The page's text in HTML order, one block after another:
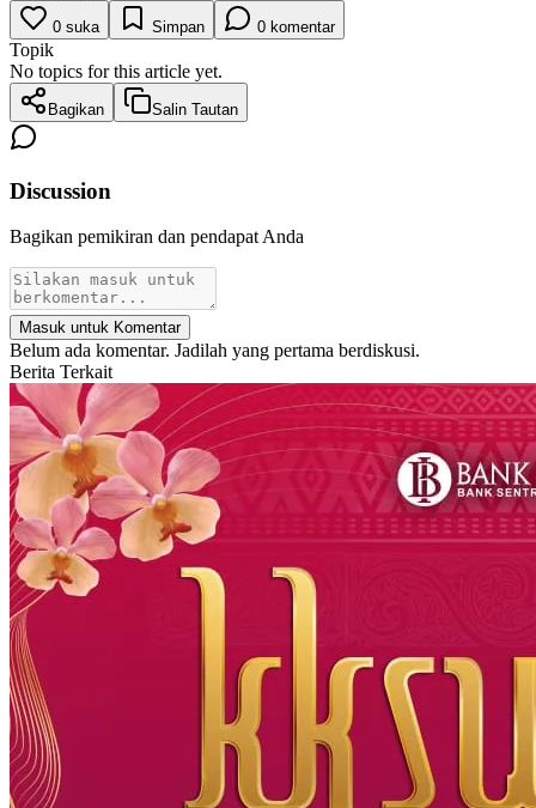
0 suka Simpan 0 komentar
Topik
No topics for this article yet.
Bagikan Salin Tautan
Discussion
Bagikan pemikiran dan pendapat Anda
Masuk untuk Komentar
Belum ada komentar. Jadilah yang pertama berdiskusi.
Berita Terkait